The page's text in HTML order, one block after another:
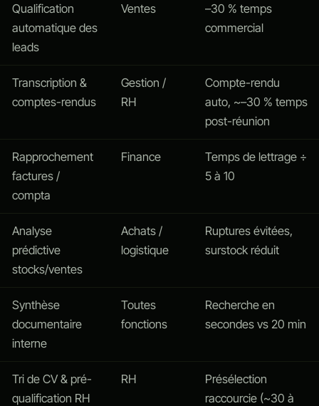
Qualification
automatique des
leads
Ventes
–30 % temps
commercial
Transcription &
comptes-rendus
Gestion /
RH
Compte-rendu
auto, ~–30 % temps
post-réunion
Rapprochement
factures /
compta
Finance
Temps de lettrage ÷
5 à 10
Analyse
prédictive
stocks/ventes
Achats /
logistique
Ruptures évitées,
surstock réduit
Synthèse
documentaire
interne
Toutes
fonctions
Recherche en
secondes vs 20 min
Tri de CV & pré-
qualification RH
RH
Présélection
raccourcie (~30 à